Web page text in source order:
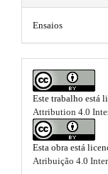
#
p
c
m
m
e
s
b
o
Ensaios
Este trabalho está
Attribution 4.0
Esta obra está
Atribuição 4.0